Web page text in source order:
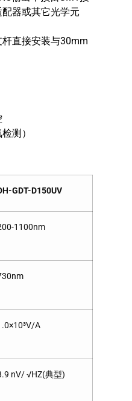
器或其它光学元
直接安装与30mm
测）
GDT-D150UV
1100nm
A
nV/ √HZ(典型)